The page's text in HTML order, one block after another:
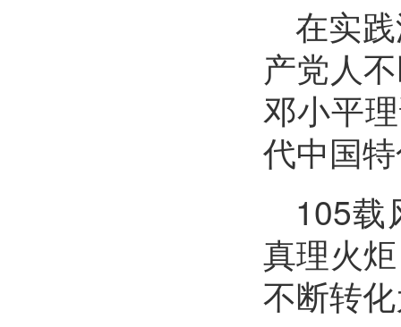
在实
产党人
邓小平
代中国
105载
真理火
不断转